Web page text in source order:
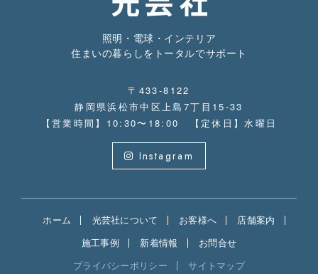
照明・電球・インテリア
住まいの暮らしをトータルでサポート
〒433-8122
静岡県浜松市中区上島7丁目15-33
【営業時間】10:30〜18:00 【定休日】水曜日
Instagram
ホーム 光芸社について お客様へ
店舗案内
施工事例
新着情報
お問合せ
プライバシーポリシー
サイトマップ